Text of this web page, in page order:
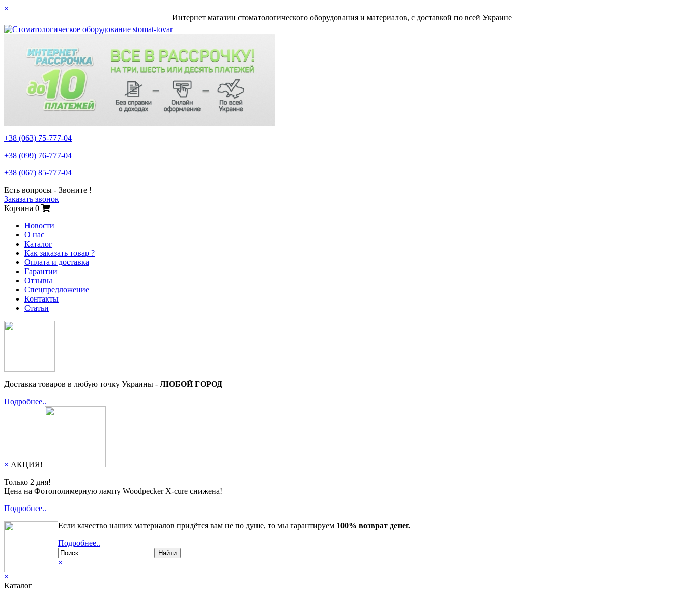
×
Интернет магазин стоматологического оборудования и материалов, c доставкой по всей Украине
+38 (063) 75-777-04
+38 (099) 76-777-04
+38 (067) 85-777-04
Есть вопросы - Звоните !
Заказать звонок
Корзина 0
Новости
О нас
Каталог
Как заказать товар ?
Оплата и доставка
Гарантии
Отзывы
Спецпредложение
Контакты
Статьи
Доставка товаров в любую точку Украины - ЛЮБОЙ ГОРОД
Подробнее..
× АКЦИЯ!
Только 2 дня!
Цена на Фотополимерную лампу Woodpecker X-cure снижена!
Подробнее..
Если качество наших материалов придётся вам не по душе, то мы гарантируем 100% возврат денег.
Подробнее..
Найти
×
×
Каталог